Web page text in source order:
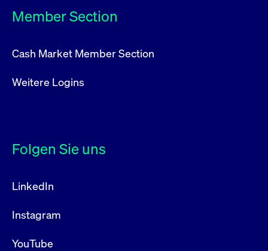
Member Section
Cash Market Member Section
Weitere Logins
Folgen Sie uns
LinkedIn
Instagram
YouTube